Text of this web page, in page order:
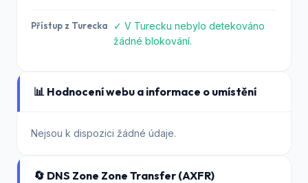
Přístup z Turecka
✓ V Turecku nebylo detekováno
žádné blokování.
📊 Hodnocení webu a informace o umístění
Nejsou k dispozici žádné údaje.
🔄 DNS Zone Zone Transfer (AXFR)